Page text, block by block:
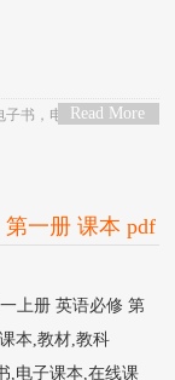
Read More
子书 ， 电子教材 ，电
一册 课本 pdf
上册 英语必修 第
本,教材,教科
,电子课本,在线课